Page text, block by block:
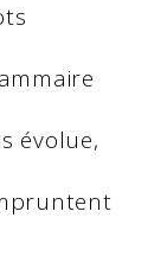
évolue,